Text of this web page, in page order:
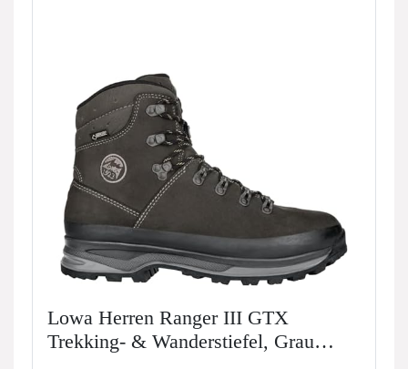
Lowa Herren Ranger III GTX
Trekking- & Wanderstiefel, Grau